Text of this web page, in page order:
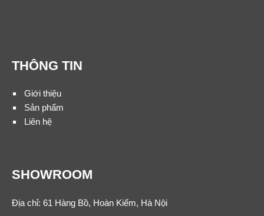
THÔNG TIN
Giới thiệu
Sản phẩm
Liên hệ
SHOWROOM
Địa chỉ: 61 Hàng Bồ, Hoàn Kiếm, Hà Nội